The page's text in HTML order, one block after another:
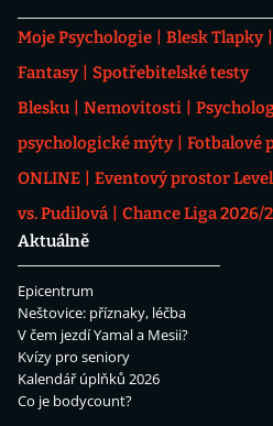
Moje Psychologie Blesk Tlapky
Fantasy
Spotřebitelské testy
Blesku
Nemovitosti
psychologické mýty
Fotbalové
ONLINE
Eventový prostor
vs. Pudilová
Chance Liga 2026/
Aktuálně
Epicentrum
Neštovice: příznaky, léčba
V čem jezdí Yamal a Mesii?
Kvízy pro seniory
Kalendář úplňků 2026
Co je bodycount?